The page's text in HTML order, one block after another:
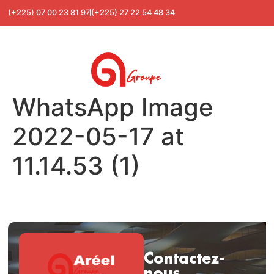
(+225) 07 00 23 81 97 (+225) 27 22 54 48 34
WhatsApp Image
2022-05-17 at
11.14.53 (1)
Contactez-